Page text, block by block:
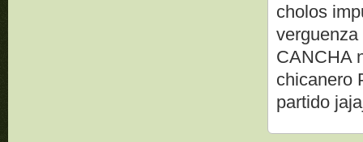
cholos
CANCHA
chicanero
partido